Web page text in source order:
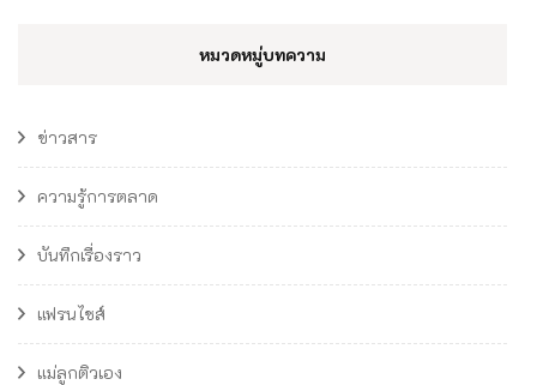
หมวดหมู่บทความ
ข่าวสาร
ความรู้การตลาด
บันทึกเรื่องราว
แฟรนไชส์
แม่ลูกติวเอง